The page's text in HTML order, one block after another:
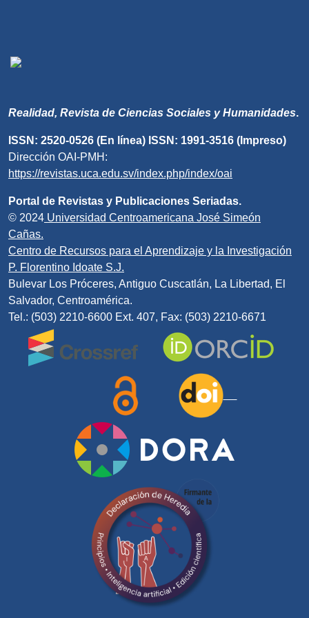
Realidad, Revista de Ciencias Sociales y Humanidades.
ISSN: 2520-0526 (En línea) ISSN: 1991-3516 (Impreso)
Dirección OAI-PMH:
https://revistas.uca.edu.sv/index.php/index/oai
Portal de Revistas y Publicaciones Seriadas.
© 2024 Universidad Centroamericana José Simeón
Cañas.
Centro de Recursos para el Aprendizaje y la Investigación
P. Florentino Idoate S.J.
Bulevar Los Próceres, Antiguo Cuscatlán, La Libertad, El
Salvador, Centroamérica.
Tel.: (503) 2210-6600 Ext. 407, Fax: (503) 2210-6671